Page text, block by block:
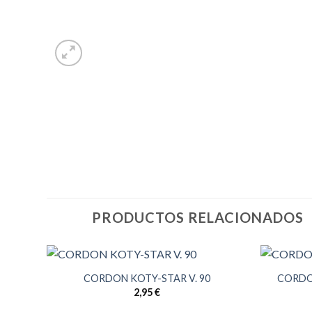
PRODUCTOS RELACIONADOS
CORDON KOTY-STAR V. 90
2,95€